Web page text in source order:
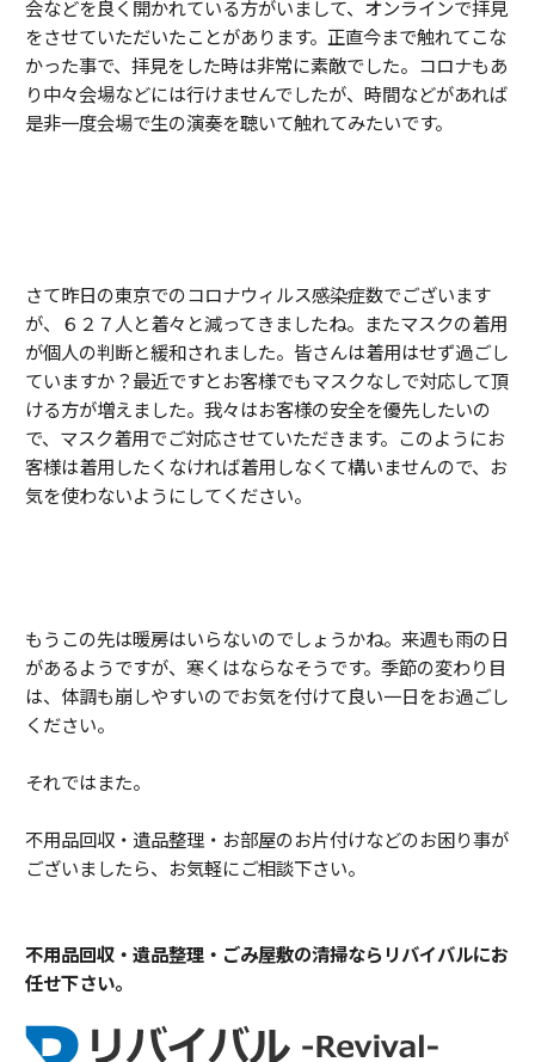
会などを良く開かれている方がいまして、オンラインで拝見
をさせていただいたことがあります。正直今まで触れてこな
かった事で、拝見をした時は非常に素敵でした。コロナもあ
り中々会場などには行けませんでしたが、時間などがあれば
是非一度会場で生の演奏を聴いて触れてみたいです。
さて昨日の東京でのコロナウィルス感染症数でございます
が、６２７人と着々と減ってきましたね。またマスクの着用
が個人の判断と緩和されました。皆さんは着用はせず過ごし
ていますか？最近ですとお客様でもマスクなしで対応して頂
ける方が増えました。我々はお客様の安全を優先したいの
で、マスク着用でご対応させていただきます。このようにお
客様は着用したくなければ着用しなくて構いませんので、お
気を使わないようにしてください。
もうこの先は暖房はいらないのでしょうかね。来週も雨の日
があるようですが、寒くはならなそうです。季節の変わり目
は、体調も崩しやすいのでお気を付けて良い一日をお過ごし
ください。
それではまた。
不用品回収・遺品整理・お部屋のお片付けなどのお困り事が
ございましたら、お気軽にご相談下さい。
不用品回収・遺品整理・ごみ屋敷の清掃ならリバイバルにお
任せ下さい。